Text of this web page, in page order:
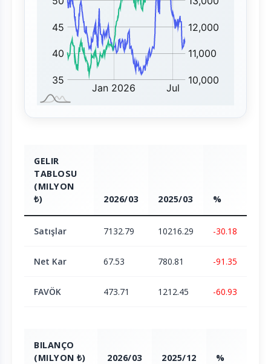
GELIR
TABLOSU
(MILYON
₺)
2026/03 2025/03 %
Satışlar 7132.79 10216.29 -30.18
Net Kar 67.53 780.81 -91.35
FAVÖK 473.71 1212.45 -60.93
BILANÇO
(MILYON ₺)
2026/03 2025/12 %